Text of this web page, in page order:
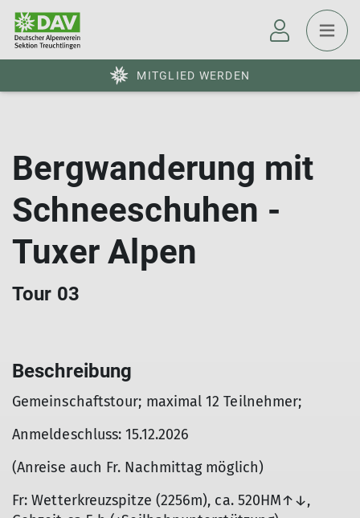
MITGLIED WERDEN
Bergwanderung mit
Schneeschuhen -
Tuxer Alpen
Tour 03
Beschreibung
Gemeinschaftstour; maximal 12 Teilnehmer;
Anmeldeschluss: 15.12.2026
(Anreise auch Fr. Nachmittag möglich)
Fr: Wetterkreuzspitze (2256m), ca. 520HM↑↓,